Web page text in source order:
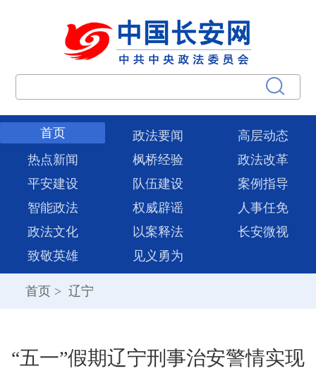
首页 政法要闻
高层动态
热点新闻
枫桥经验
政法改革
平安建设
队伍建设
案例指导
智能政法
权威辟谣
人事任免
政法文化
以案释法
长安微视
致敬英雄
见义勇为
首页 > 辽宁
“五一”假期辽宁刑事治安警情实现